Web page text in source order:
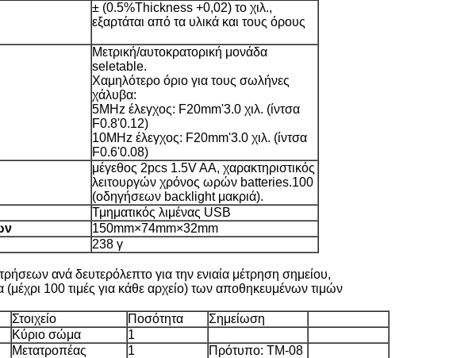
± (0.5%Thickness +0,02) το χιλ.,
εξαρτάται από τα υλικά και τους όρους
Μετρική/αυτοκρατορική μονάδα
seletable.
Χαμηλότερο όριο για τους σωλήνες
χάλυβα:
5MHz έλεγχος: F20mm'3.0 χιλ. (ίντσα
F0.8'0.12)
10MHz έλεγχος: F20mm'3.0 χιλ. (ίντσα
F0.6'0.08)
μέγεθος 2pcs 1.5V AA, χαρακτηριστικός
λειτουργών χρόνος ωρών batteries.100
(οδηγήσεων backlight μακριά).
Τμηματικός λιμένας USB
150mm×74mm×32mm
238 γ
ανά δευτερόλεπτο για την ενιαία μέτρηση σημείου,
(μέχρι 100 τιμές για κάθε αρχείο) των αποθηκευμένων τιμών
Στοιχείο Ποσότητα Σημείωση
Κύριο σώμα
1
Μετατροπέας 1
Πρότυπο: TM-08